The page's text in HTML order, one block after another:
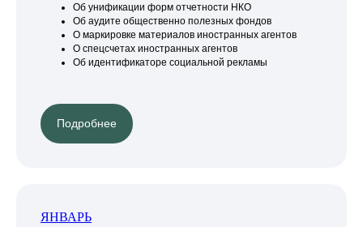
Об унификации форм отчетности НКО
Об аудите общественно полезных фондов
О маркировке материалов иностранных агентов
О спецсчетах иностранных агентов
Об идентификаторе социальной рекламы
Подробнее
ЯНВАРЬ